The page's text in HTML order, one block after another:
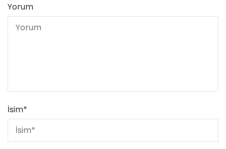
Yorum
İsim*